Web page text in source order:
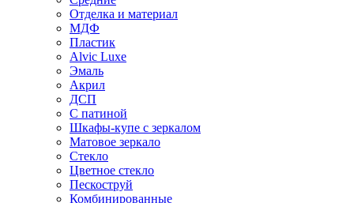
Отделка и материал
МДФ
Пластик
Alvic Luxe
Эмаль
Акрил
ДСП
С патиной
Шкафы-купе с зеркалом
Матовое зеркало
Стекло
Цветное стекло
Пескоструй
Комбинированные